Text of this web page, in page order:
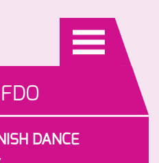
FDO
DANCE